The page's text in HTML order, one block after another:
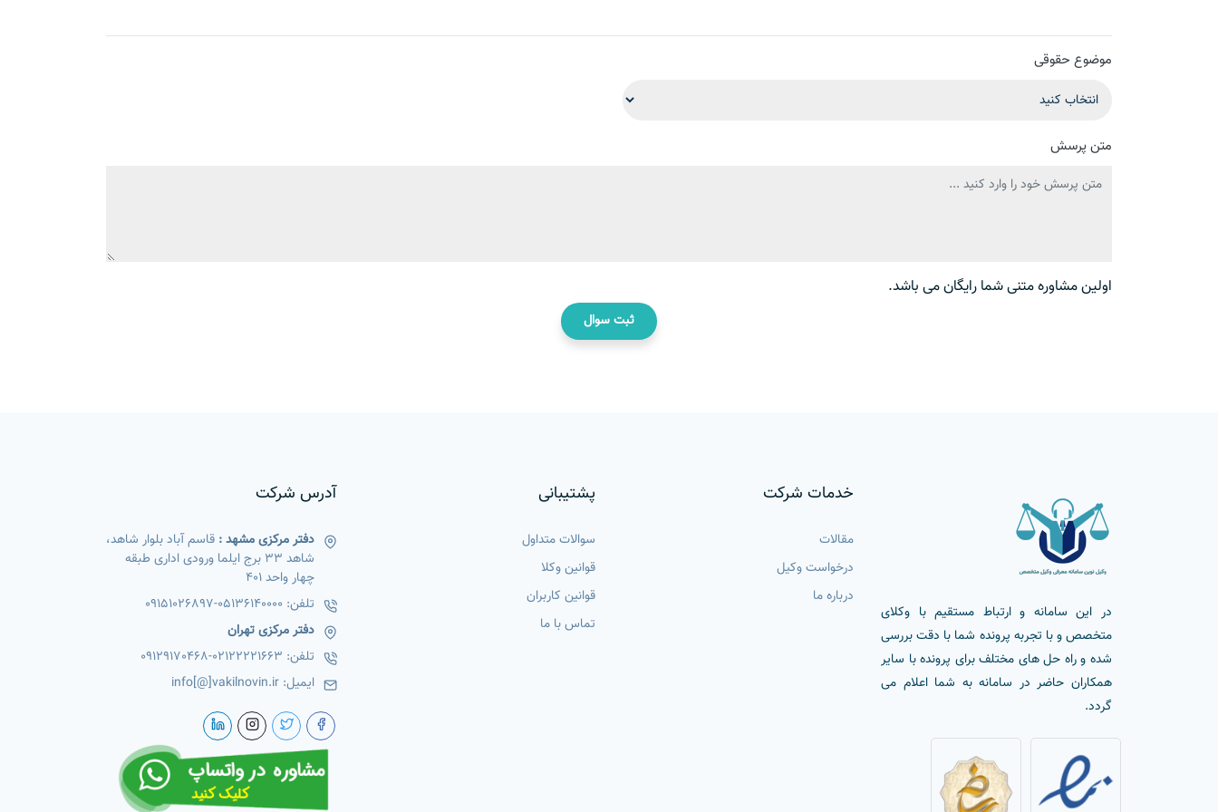
موضوع حقوقی
متن پرسش
اولین مشاوره متنی شما رایگان می باشد.
ثبت سوال
در این سامانه و ارتباط مستقیم با وکلای
متخصص و با تجربه پرونده شما با دقت بررسی
شده و راه حل های مختلف برای پرونده با سایر
همکاران حاضر در سامانه به شما اعلام می
گردد.
خدمات شرکت
مقالات
درخواست وکیل
درباره ما
پشتیبانی
سوالات متداول
قوانین وکلا
قوانین کاربران
تماس با ما
آدرس شرکت
دفتر مرکزی مشهد : قاسم آباد بلوار شاهد،
شاهد 33 برج ایلما ورودی اداری طبقه
چهار واحد 401
تلفن: 05136140000
-
09151026897
دفتر مرکزی تهران
تلفن: 02122221663
-
09129170468
ایمیل: info[@]vakilnovin.ir